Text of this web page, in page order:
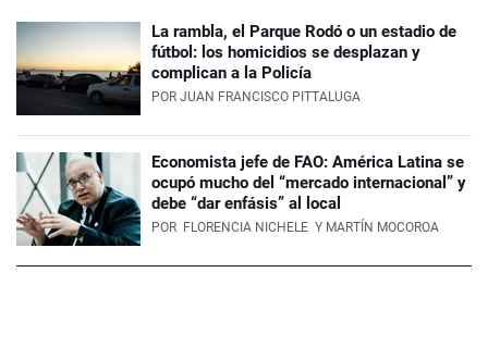
La rambla, el Parque Rodó o un estadio de
fútbol: los homicidios se desplazan y
complican a la Policía
POR JUAN FRANCISCO PITTALUGA
Economista jefe de FAO: América Latina se
ocupó mucho del “mercado internacional” y
debe “dar enfásis” al local
POR FLORENCIA NICHELE Y MARTÍN MOCOROA